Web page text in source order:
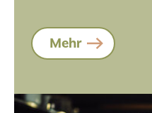
Mehr